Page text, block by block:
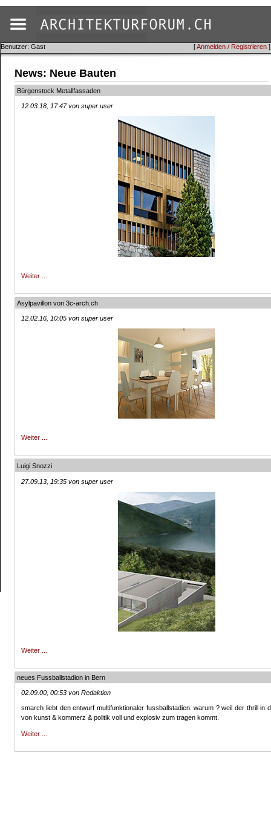
[Anmelden / Registrieren ]
Benutzer: Gast
News: Neue Bauten
Bürgenstock Metallfassaden
12.03.18, 17:47 von super user
Weiter ...
Asylpavillon von 3c-arch.ch
12.02.16, 10:05 von super user
Weiter ...
Luigi Snozzi
27.09.13, 19:35 von super user
Weiter ...
neues Fussballstadion in Bern
02.09.00, 00:53 von Redaktion
smarch liebt den entwurf multifunktionaler fussballstadien. warum ? weil der thrill in
von kunst & kommerz & politik voll und explosiv zum tragen kommt.
Weiter ...